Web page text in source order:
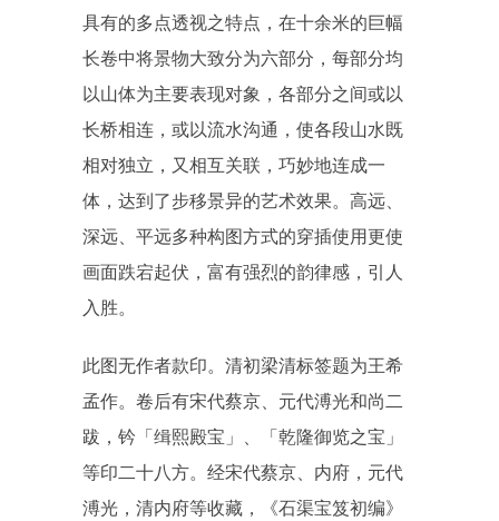
具有的多点透视之特点，在十余米的巨幅
长卷中将景物大致分为六部分，每部分均
以山体为主要表现对象，各部分之间或以
长桥相连，或以流水沟通，使各段山水既
相对独立，又相互关联，巧妙地连成一
体，达到了步移景异的艺术效果。高远、
深远、平远多种构图方式的穿插使用更使
画面跌宕起伏，富有强烈的韵律感，引人
入胜。
此图无作者款印。清初梁清标签题为王希
孟作。卷后有宋代蔡京、元代溥光和尚二
跋，钤「缉熙殿宝」、「乾隆御览之宝」
等印二十八方。经宋代蔡京、内府，元代
溥光，清内府等收藏，《石渠宝笈初编》